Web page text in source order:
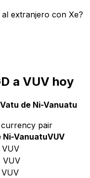
extranjero con Xe?
a VUV hoy
de Ni-Vanuatu
currency pair
Ni-VanuatuVUV
VUV
VUV
VUV